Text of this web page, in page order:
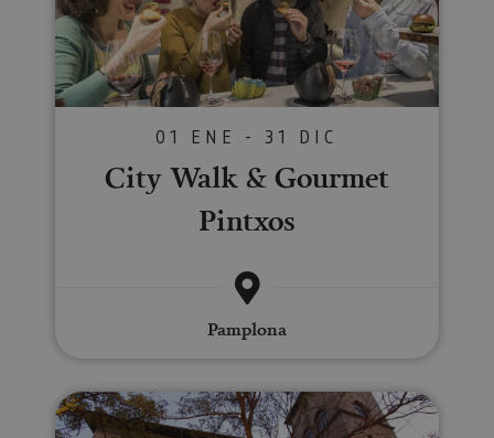
01 ENE - 31 DIC
City Walk & Gourmet
Pintxos
Pamplona
Cena privada en Palacio de los